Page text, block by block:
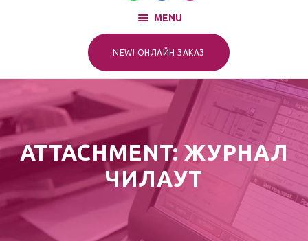
MENU
NEW! ОНЛАЙН ЗАКАЗ
ATTACHMENT: ЖУРНАЛ
ЧИЛАУТ